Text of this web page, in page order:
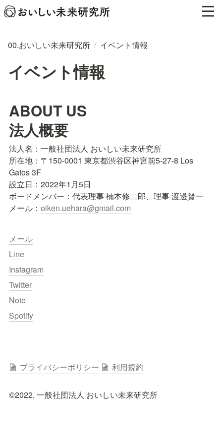
00.おいしい未来研究所 / イベント情報
イベント情報
ABOUT US
法人概要
法人名：一般社団法人 おいしい未来研究所
所在地：〒150-0001 東京都渋谷区神宮前5-27-8 Los
Gatos 3F
設立日：2022年1月5日
ボードメンバー：代表理事 楠本修二郎、理事 渡邊賢一
メール： oiken.uehara@gmail.com
メール
Line
Instagram
Twitter
Note
Spotify
プライバシーポリシー 利用規約
©︎2022, 一般社団法人 おいしい未来研究所